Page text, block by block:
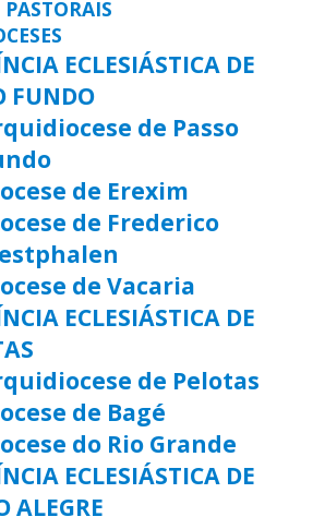
ECLESIÁSTICA DE
FUNDO
de Passo
de Erexim
de Frederico
de Vacaria
ECLESIÁSTICA DE
de Pelotas
de Bagé
do Rio Grande
ECLESIÁSTICA DE
ALEGRE